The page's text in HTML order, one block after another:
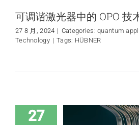
可调谐激光器中的 OPO 技
27 8 月, 2024 | Categories:quantum
Technology | Tags: HÜBNER
27
Technology